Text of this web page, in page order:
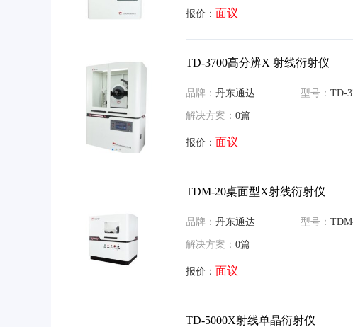
报价： 面议
TD-3700高分辨X 射线衍射仪
品牌： 丹东通达 型号： TD-
解决方案： 0篇
报价： 面议
TDM-20桌面型X射线衍射仪
品牌： 丹东通达 型号： TDM-
解决方案： 0篇
报价： 面议
TD-5000X射线单晶衍射仪